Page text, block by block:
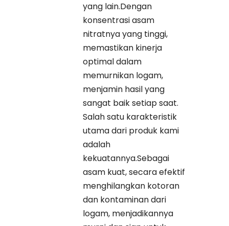
yang lain.Dengan
konsentrasi asam
nitratnya yang tinggi,
memastikan kinerja
optimal dalam
memurnikan logam,
menjamin hasil yang
sangat baik setiap saat.
Salah satu karakteristik
utama dari produk kami
adalah
kekuatannya.Sebagai
asam kuat, secara efektif
menghilangkan kotoran
dan kontaminan dari
logam, menjadikannya